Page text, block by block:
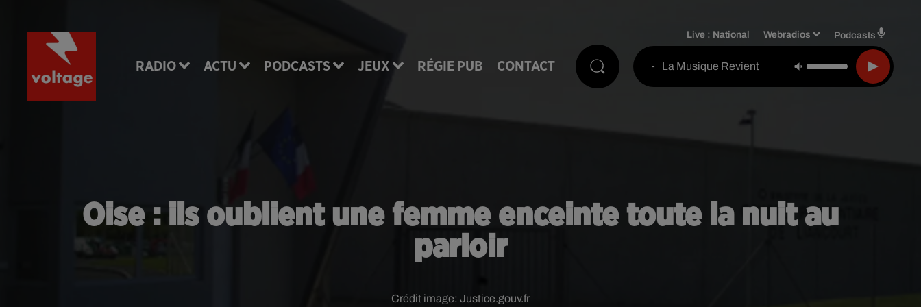
RADIO ACTU PODCASTS JEUX RÉGIE PUB CONTACT
Live : National Webradios Podcasts
- La Musique Revient
Oise : ils oublient une femme enceinte toute la nuit au
parloir
Crédit image: Justice.gouv.fr